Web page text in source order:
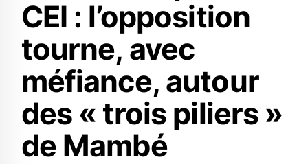
CEI : l’opposition
tourne, avec
méfiance, autour
des « trois piliers »
de Mambé